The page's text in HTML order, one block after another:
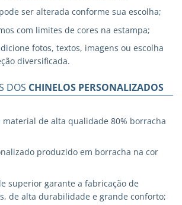
ser alterada conforme sua escolha;
com limites de cores na estampa;
fotos, textos, imagens ou escolha
diversificada.
DOS CHINELOS PERSONALIZADOS
de alta qualidade 80% borracha
produzido em borracha na cor
superior garante a fabricação de
de alta durabilidade e grande conforto;